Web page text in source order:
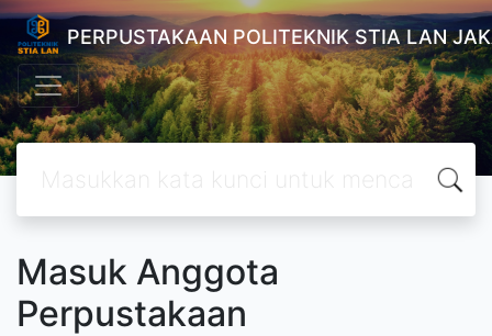
PERPUSTAKAAN POLITEKNIK STIA LAN
Masuk Anggota
Perpustakaan